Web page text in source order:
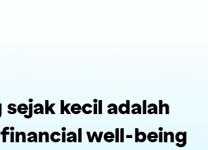
kecil adalah
well-being